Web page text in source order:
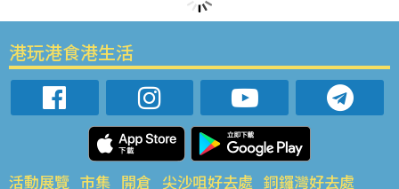
港玩港食港生活
活動展覽 市集 開倉 尖沙咀好去處 銅鑼灣好去處